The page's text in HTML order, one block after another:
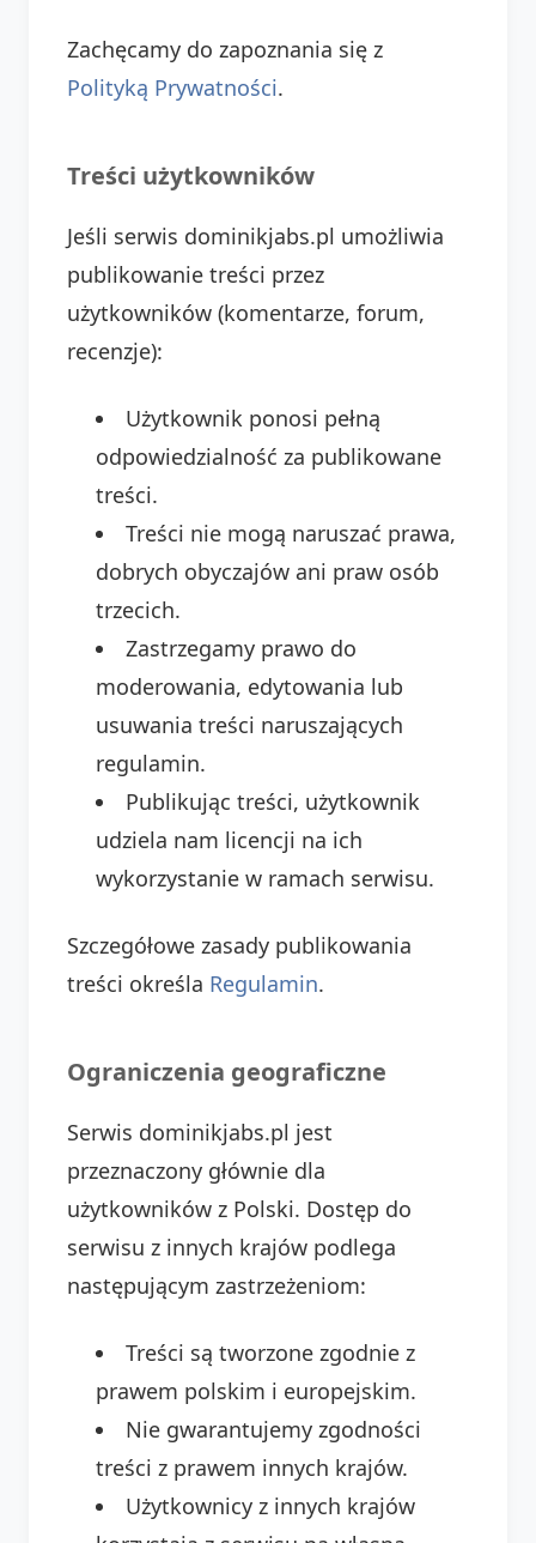
Zachęcamy do zapoznania się z
Polityką Prywatności.
Treści użytkowników
Jeśli serwis dominikjabs.pl umożliwia
publikowanie treści przez
użytkowników (komentarze, forum,
recenzje):
Użytkownik ponosi pełną
odpowiedzialność za publikowane
treści.
Treści nie mogą naruszać prawa,
dobrych obyczajów ani praw osób
trzecich.
Zastrzegamy prawo do
moderowania, edytowania lub
usuwania treści naruszających
regulamin.
Publikując treści, użytkownik
udziela nam licencji na ich
wykorzystanie w ramach serwisu.
Szczegółowe zasady publikowania
treści określa Regulamin.
Ograniczenia geograficzne
Serwis dominikjabs.pl jest
przeznaczony głównie dla
użytkowników z Polski. Dostęp do
serwisu z innych krajów podlega
następującym zastrzeżeniom:
Treści są tworzone zgodnie z
prawem polskim i europejskim.
Nie gwarantujemy zgodności
treści z prawem innych krajów.
Użytkownicy z innych krajów